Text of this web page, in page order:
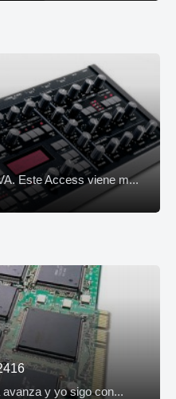
Este Access viene m...
y yo sigo con...